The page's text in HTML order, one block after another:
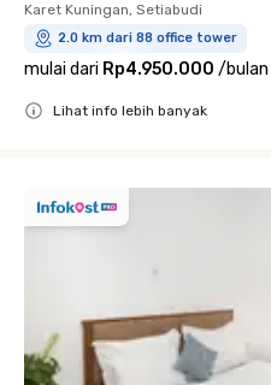
Karet Kuningan, Setiabudi
2.0 km dari 88 office tower
mulai dari Rp4.950.000 /bulan
Lihat info lebih banyak